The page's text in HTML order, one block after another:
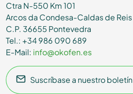
Ctra N-550 Km 101
Arcos da Condesa-Caldas de Reis
C.P. 36655 Pontevedra
Tel.: +34 986 090 689
E-Mail: info@okofen.es
Suscríbase a nuestro boletín